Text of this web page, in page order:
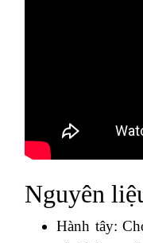
Nguyên
Hành tây: